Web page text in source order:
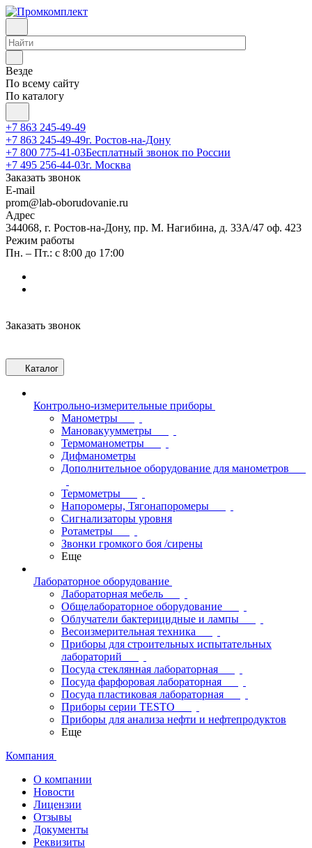
Везде
По всему сайту
По каталогу
+7 863 245-49-49
+7 863 245-49-49г. Ростов-на-Дону
+7 800 775-41-03Бесплатный звонок по России
+7 495 256-44-03г. Москва
Заказать звонок
E-mail
prom@lab-oborudovanie.ru
Адрес
344068, г. Ростов-на-Дону, пр. М. Нагибина, д. 33А/47 оф. 423
Режим работы
Пн. – Пт.: с 8:00 до 17:00
Заказать звонок
Каталог
Контрольно-измерительные приборы
Манометры
Мановакуумметры
Термоманометры
Дифманометры
Дополнительное оборудование для манометров
Термометры
Напоромеры, Тягонапоромеры
Сигнализаторы уровня
Ротаметры
Звонки громкого боя /сирены
Еще
Лабораторное оборудование
Лабораторная мебель
Общелабораторное оборудование
Облучатели бактерицидные и лампы
Весоизмерительная техника
Приборы для строительных испытательных
лабораторий
Посуда стеклянная лабораторная
Посуда фарфоровая лабораторная
Посуда пластиковая лабораторная
Приборы серии TESTO
Приборы для анализа нефти и нефтепродуктов
Еще
Компания
О компании
Новости
Лицензии
Отзывы
Документы
Реквизиты